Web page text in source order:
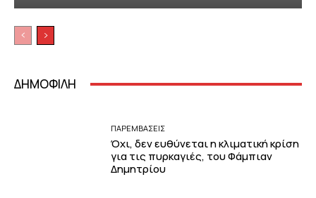
ΔΗΜΟΦΙΛΗ
ΠΑΡΕΜΒΑΣΕΙΣ
Όχι, δεν ευθύνεται η κλιματική κρίση
για τις πυρκαγιές, του Φάμπιαν
Δημητρίου